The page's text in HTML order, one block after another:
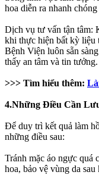
hoa diễn ra nhanh
Dịch vụ tư vấn tận tâm:
khi thực hiện bất kỳ liệu
Bệnh Viện luôn sẵn
thấy an tâm và tin tưởng.
>>> Tìm hiểu thêm:
4.Những Điều Cần
Để duy trì kết quả làm
những điều sau:
Tránh mặc áo ngực quá
hoa, bảo vệ vùng da